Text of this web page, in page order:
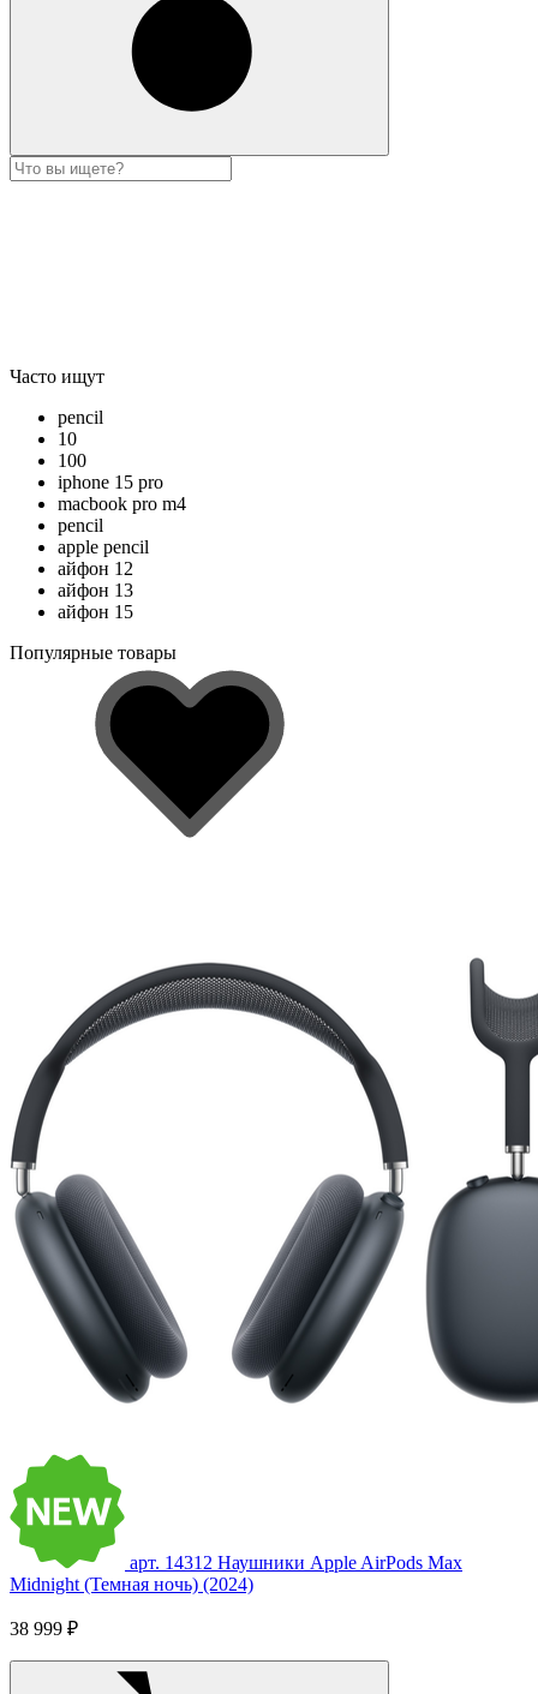
Часто ищут
pencil
10
100
iphone 15 pro
macbook pro m4
pencil
apple pencil
айфон 12
айфон 13
айфон 15
Популярные товары
арт. 14312 Наушники Apple AirPods Max
Midnight (Темная ночь) (2024)
38 999 ₽